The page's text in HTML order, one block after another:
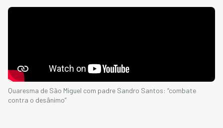
Quaresma de São Miguel com padre Sandro Santos: “combate
contra o desânimo”